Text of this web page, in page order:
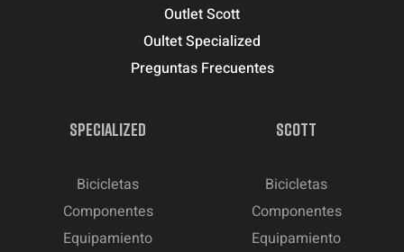
Outlet Scott
Oultet Specialized
Preguntas Frecuentes
SPECIALIZED
Bicicletas
Componentes
Equipamiento
SCOTT
Bicicletas
Componentes
Equipamiento